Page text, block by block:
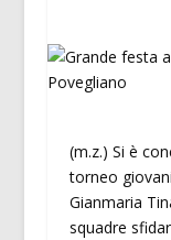
(m.z.) Si è
torneo
Gianmaria
squadre